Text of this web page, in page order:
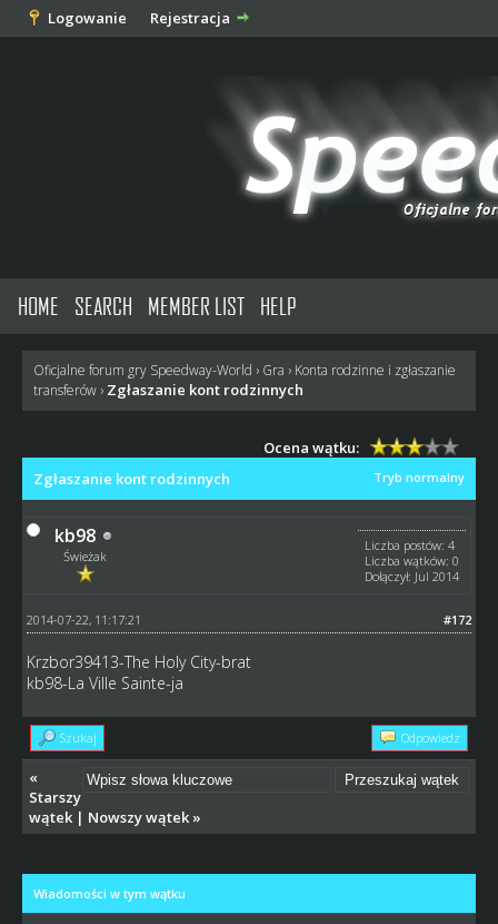
Logowanie Rejestracja
HOME SEARCH MEMBER LIST HELP
Oficjalne forum gry Speedway-World › Gra › Konta rodzinne i zgłaszanie
transferów › Zgłaszanie kont rodzinnych
Ocena wątku:
Tryb normalny
Zgłaszanie kont rodzinnych
kb98
Świeżak
Liczba postów: 4
Liczba wątków: 0
Dołączył: Jul 2014
#172
2014-07-22, 11:17:21
Krzbor39413-The Holy City-brat
kb98-La Ville Sainte-ja
Szukaj Odpowiedz
«
Starszy
wątek| Nowszy wątek»
Wiadomości w tym wątku